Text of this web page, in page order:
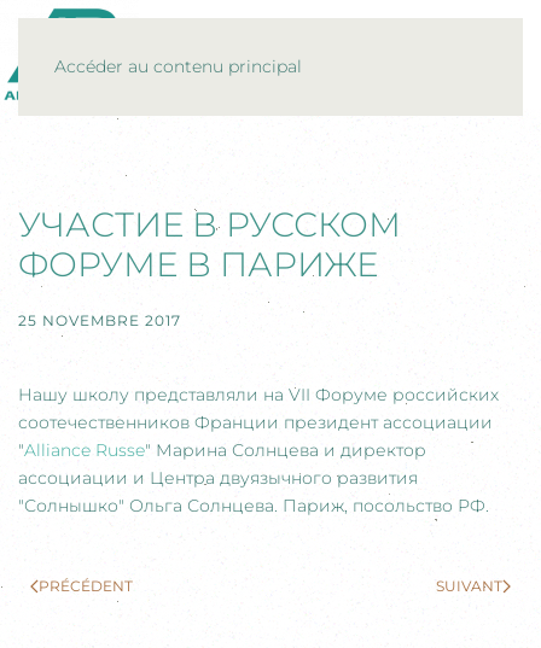
Accéder au contenu principal
УЧАСТИЕ В РУССКОМ
ФОРУМЕ В ПАРИЖЕ
25 NOVEMBRE 2017
Нашу школу представляли на VII Форуме российских
соотечественников Франции президент ассоциации
"Alliance Russe" Марина Солнцева и директор
ассоциации и Центра двуязычного развития
"Солнышко" Ольга Солнцева. Париж, посольство РФ.
PRÉCÉDENT SUIVANT